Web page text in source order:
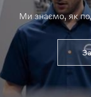
Ми знаємо, як